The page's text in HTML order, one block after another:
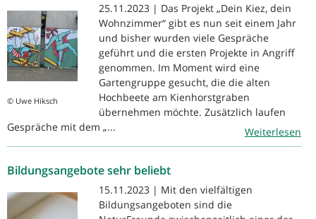
© Uwe Hiksch
25.11.2023 | Das Projekt „Dein Kiez, dein
Wohnzimmer“ gibt es nun seit einem Jahr
und bisher wurden viele Gespräche
geführt und die ersten Projekte in Angriff
genommen. Im Moment wird eine
Gartengruppe gesucht, die die alten
Hochbeete am Kienhorstgraben
übernehmen möchte. Zusätzlich laufen
Gespräche mit dem „...
Weiterlesen
Bildungsangebote sehr beliebt
15.11.2023 | Mit den vielfältigen
Bildungsangeboten sind die